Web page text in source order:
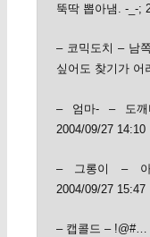
뚝딱 뽑아냄. -_-;
– 코믹도치 – 남
싶어도 찾기가
– 엄마- – 도깨
2004/09/27 14:10
– 그롱이 – 아
2004/09/27 15:47
– 캡콜드 – !@#…